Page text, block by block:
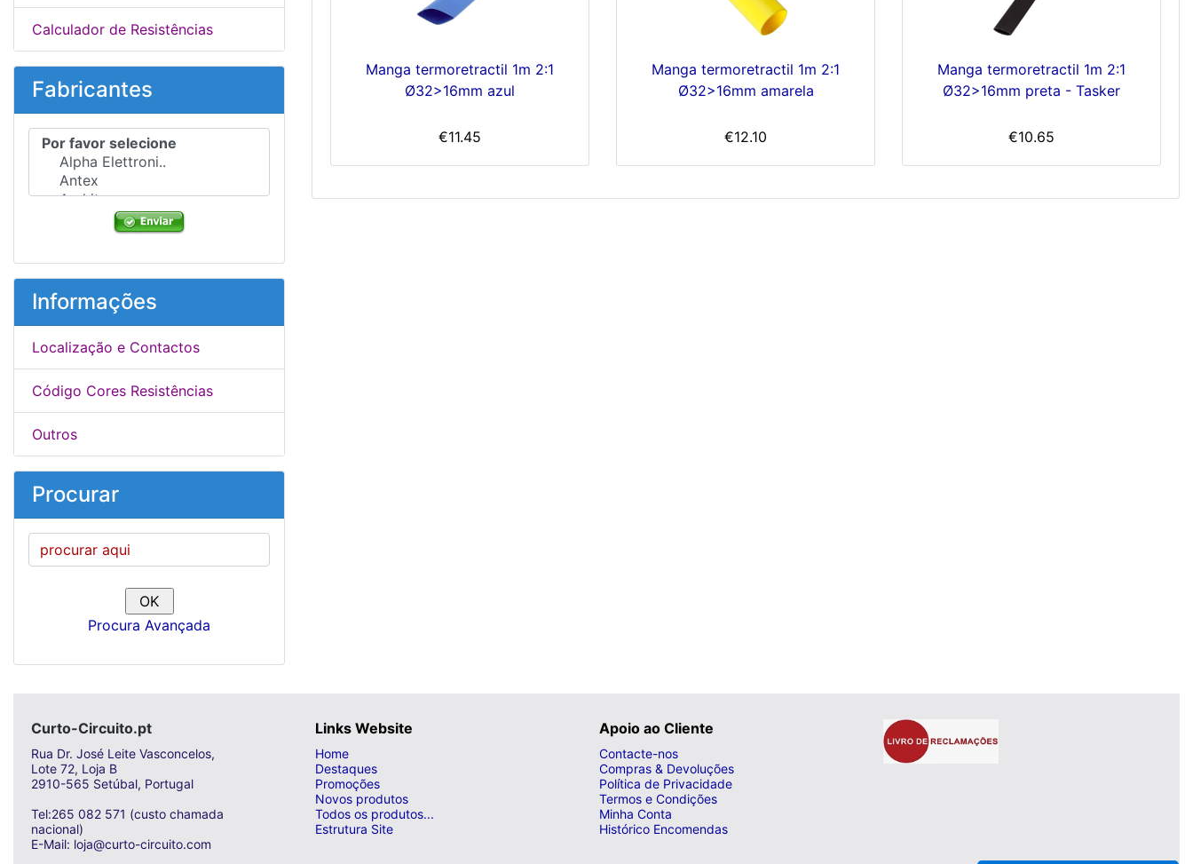
Calculador de Resistências
Fabricantes
Por favor selecione ...
Informações
Localização e Contactos
Código Cores Resistências
Outros
Procurar
Procura Avançada
Manga termoretractil 1m 2:1
Ø32>16mm azul
€11.45
Manga termoretractil 1m 2:1
Ø32>16mm amarela
€12.10
Manga termoretractil 1m 2:1
Ø32>16mm preta - Tasker
€10.65
Curto-Circuito.pt
Rua Dr. José Leite Vasconcelos,
Lote 72, Loja B
2910-565 Setúbal, Portugal
Tel:265 082 571 (custo chamada
nacional)
E-Mail: loja@curto-circuito.com
Links Website
Home
Destaques
Promoções
Novos produtos
Todos os produtos...
Estrutura Site
Apoio ao Cliente
Contacte-nos
Compras & Devoluções
Política de Privacidade
Termos e Condições
Minha Conta
Histórico Encomendas